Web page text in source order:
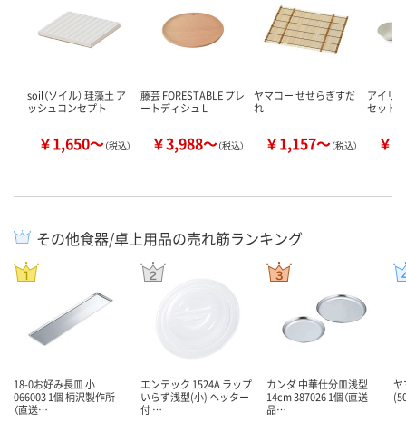
soil（ソイル） 珪藻土 ア
ッシュコンセプト
￥1,650～（税込）
藤芸 FORESTABLE プレ
ートディシュ L
￥3,988～（税込）
ヤマコー せせらぎすだ
れ
￥1,157～（税込）
アイリ
セット
￥
その他食器/卓上用品の売れ筋ランキング
18-0お好み長皿 小
066003 1個 柄沢製作所
（直送…
エンテック 1524A ラップ
いらず浅型(小) ヘッター
付 …
カンダ 中華仕分皿浅型
14cm 387026 1個（直送
品…
ヤ